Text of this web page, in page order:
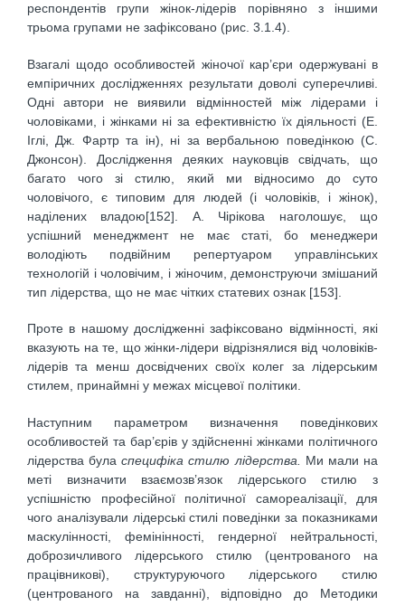
респондентів групи жінок-лідерів порівняно з іншими
трьома групами не зафіксовано (рис. 3.1.4).
Взагалі щодо особливостей жіночої кар’єри одержувані в
емпіричних дослідженнях результати доволі суперечливі.
Одні автори не виявили відмінностей між лідерами і
чоловіками, і жінками ні за ефективністю їх діяльності (Е.
Іглі, Дж. Фартр та ін), ні за вербальною поведінкою (С.
Джонсон). Дослідження деяких науковців свідчать, що
багато чого зі стилю, який ми відносимо до суто
чоловічого, є типовим для людей (і чоловіків, і жінок),
наділених владою[152]. А. Чірікова наголошує, що
успішний менеджмент не має статі, бо менеджери
володіють подвійним репертуаром управлінських
технологій і чоловічим, і жіночим, демонструючи змішаний
тип лідерства, що не має чітких статевих ознак [153].
Проте в нашому дослідженні зафіксовано відмінності, які
вказують на те, що жінки-лідери відрізнялися від чоловіків-
лідерів та менш досвідчених своїх колег за лідерським
стилем, принаймні у межах місцевої політики.
Наступним параметром визначення поведінкових
особливостей та бар’єрів у здійсненні жінками політичного
лідерства була специфіка стилю лідерства.
Ми мали на
меті визначити взаємозв’язок лідерського стилю з
успішністю професійної політичної самореалізації, для
чого аналізували лідерські стилі поведінки за показниками
маскулінності, фемінінності, гендерної нейтральності,
доброзичливого лідерського стилю (центрованого на
працівникові), структуруючого лідерського стилю
(центрованого на завданні), відповідно до Методики